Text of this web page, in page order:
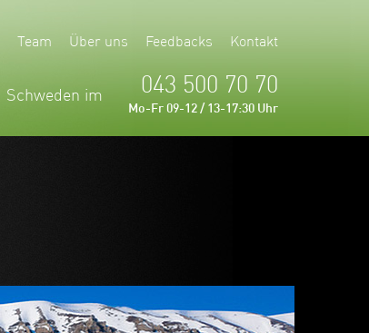
Schweden im
Team Über uns Feedbacks Kontakt
043 500 70 70
Mo-Fr 09-12 / 13-17:30 Uhr